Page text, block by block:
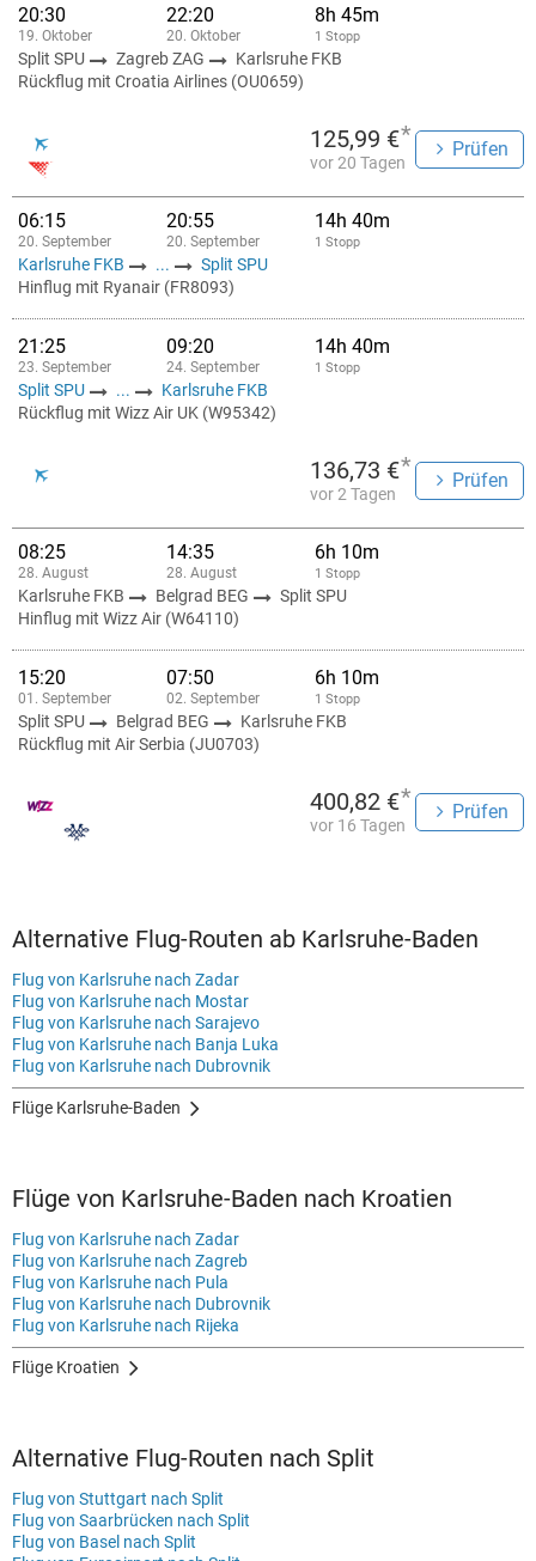
20:30
19. Oktober
22:20
20. Oktober
8h 45m
1 Stopp
Split SPU Zagreb ZAG
Karlsruhe FKB
Rückflug mit Croatia Airlines (OU0659)
125,99 €*
vor 20 Tagen
Prüfen
06:15
20. September
20:55
20. September
14h 40m
1 Stopp
Karlsruhe FKB ...
Split SPU
Hinflug mit Ryanair (FR8093)
21:25
23. September
09:20
24. September
14h 40m
1 Stopp
Split SPU ...
Karlsruhe FKB
Rückflug mit Wizz Air UK (W95342)
136,73 €*
vor 2 Tagen
Prüfen
08:25
28. August
14:35
28. August
6h 10m
1 Stopp
Karlsruhe FKB Belgrad BEG
Split SPU
Hinflug mit Wizz Air (W64110)
15:20
01. September
07:50
02. September
6h 10m
1 Stopp
Split SPU Belgrad BEG
Karlsruhe FKB
Rückflug mit Air Serbia (JU0703)
400,82 €*
vor 16 Tagen
Prüfen
Alternative Flug-Routen ab Karlsruhe-Baden
Flug von Karlsruhe nach Zadar
Flug von Karlsruhe nach Mostar
Flug von Karlsruhe nach Sarajevo
Flug von Karlsruhe nach Banja Luka
Flug von Karlsruhe nach Dubrovnik
Flüge Karlsruhe-Baden
Flüge von Karlsruhe-Baden nach Kroatien
Flug von Karlsruhe nach Zadar
Flug von Karlsruhe nach Zagreb
Flug von Karlsruhe nach Pula
Flug von Karlsruhe nach Dubrovnik
Flug von Karlsruhe nach Rijeka
Flüge Kroatien
Alternative Flug-Routen nach Split
Flug von Stuttgart nach Split
Flug von Saarbrücken nach Split
Flug von Basel nach Split